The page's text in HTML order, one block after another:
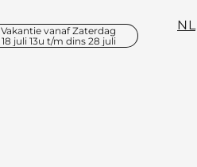
Vakantie vanaf Zaterdag
18 juli 13u t/m dins 28 juli
NL